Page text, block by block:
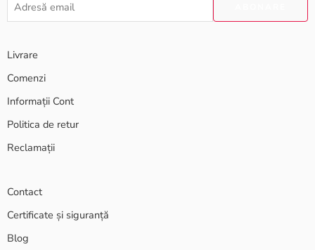
Livrare
Comenzi
Informații Cont
Politica de retur
Reclamații
Contact
Certificate și siguranță
Blog